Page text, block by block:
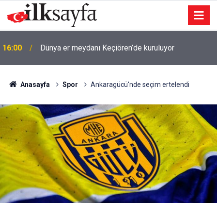
16:00 Dünya er meydanı Keçiören’de kuruluyor
Anasayfa Spor Ankaragücü'nde seçim ertelendi